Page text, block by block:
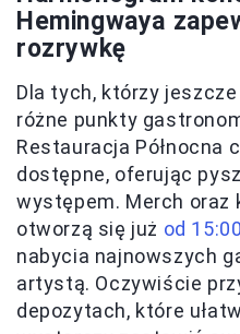
Hemingwaya
rozrywkę
Dla tych, którzy
różne punkty
Restauracja Północna
dostępne, oferując
występem. Merch oraz
otworzą się już od 15:00
nabycia najnowszych
artystą. Oczywiście
depozytach, które